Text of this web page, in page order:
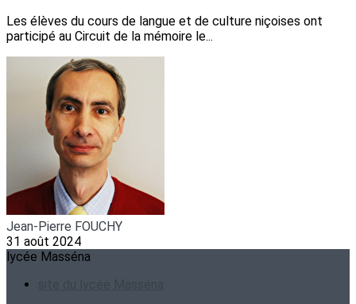
Les élèves du cours de langue et de culture niçoises ont
participé au Circuit de la mémoire le...
Jean-Pierre FOUCHY
31 août 2024
lycée Masséna